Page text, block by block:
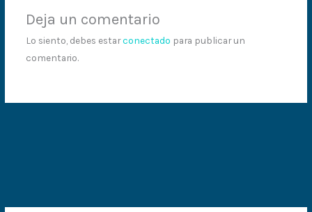
Deja un comentario
Lo siento, debes estarconectado para publicar un
comentario.